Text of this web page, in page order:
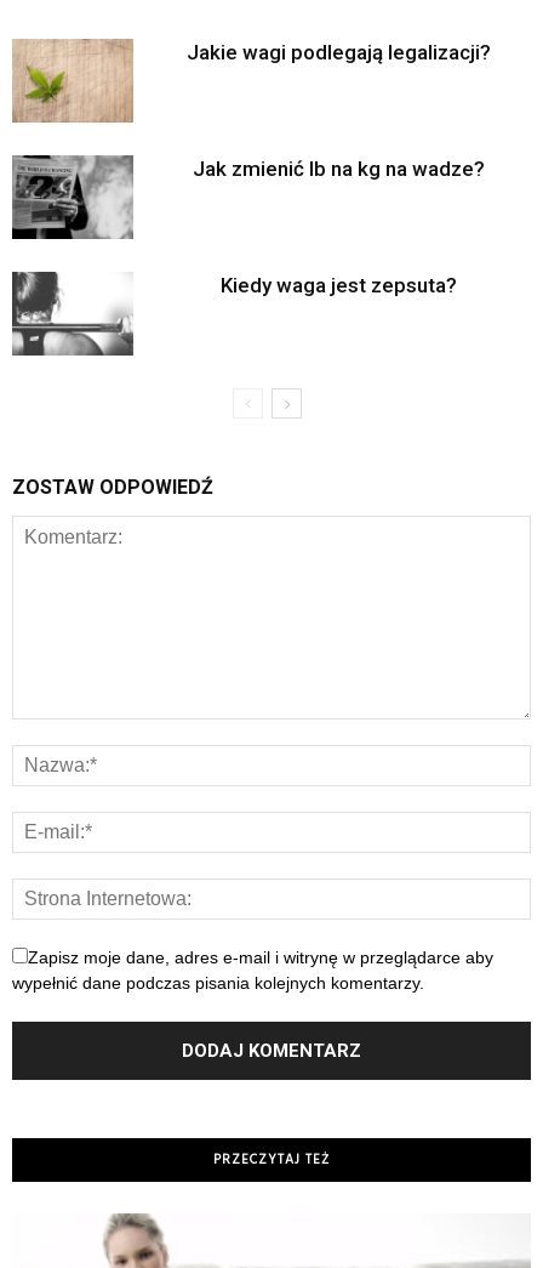
Jakie wagi podlegają legalizacji?
Jak zmienić lb na kg na wadze?
Kiedy waga jest zepsuta?
ZOSTAW ODPOWIEDŹ
Zapisz moje dane, adres e-mail i witrynę w przeglądarce aby
wypełnić dane podczas pisania kolejnych komentarzy.
PRZECZYTAJ TEŻ